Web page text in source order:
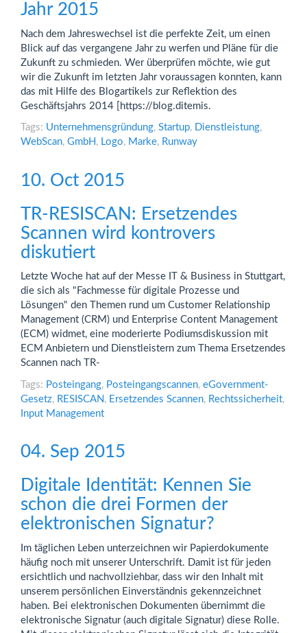
Jahr 2015
Nach dem Jahreswechsel ist die perfekte Zeit, um einen
Blick auf das vergangene Jahr zu werfen und Pläne für die
Zukunft zu schmieden. Wer überprüfen möchte, wie gut
wir die Zukunft im letzten Jahr voraussagen konnten, kann
das mit Hilfe des Blogartikels zur Reflektion des
Geschäftsjahrs 2014 [https://blog.ditemis.
Tags: Unternehmensgründung, Startup, Dienstleistung,
WebScan, GmbH , Logo, Marke, Runway
10. Oct 2015
TR-RESISCAN: Ersetzendes
Scannen wird kontrovers
diskutiert
Letzte Woche hat auf der Messe IT & Business in Stuttgart,
die sich als "Fachmesse für digitale Prozesse und
Lösungen" den Themen rund um Customer Relationship
Management (CRM) und Enterprise Content Management
(ECM) widmet, eine moderierte Podiumsdiskussion mit
ECM Anbietern und Dienstleistern zum Thema Ersetzendes
Scannen nach TR-
Tags: Posteingang, Posteingangscannen, eGovernment-
Gesetz, RESISCAN , Ersetzendes Scannen, Rechtssicherheit,
Input Management
04. Sep 2015
Digitale Identität: Kennen Sie
schon die drei Formen der
elektronischen Signatur?
Im täglichen Leben unterzeichnen wir Papierdokumente
häufig noch mit unserer Unterschrift. Damit ist für jeden
ersichtlich und nachvollziehbar, dass wir den Inhalt mit
unserem persönlichen Einverständnis gekennzeichnet
haben. Bei elektronischen Dokumenten übernimmt die
elektronische Signatur (auch digitale Signatur) diese Rolle.